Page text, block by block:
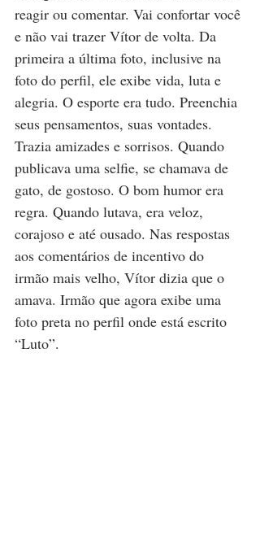
reagir ou comentar. Vai confortar você
e não vai trazer Vítor de volta. Da
primeira a última foto, inclusive na
foto do perfil, ele exibe vida, luta e
alegria. O esporte era tudo. Preenchia
seus pensamentos, suas vontades.
Trazia amizades e sorrisos. Quando
publicava uma selfie, se chamava de
gato, de gostoso. O bom humor era
regra. Quando lutava, era veloz,
corajoso e até ousado. Nas respostas
aos comentários de incentivo do
irmão mais velho, Vítor dizia que o
amava. Irmão que agora exibe uma
foto preta no perfil onde está escrito
“Luto”.